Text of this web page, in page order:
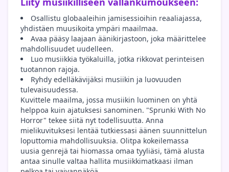
Osallistu globaaleihin jamisessioihin reaaliajassa,
yhdistäen muusikoita ympäri maailmaa.
Avaa pääsy laajaan äänikirjastoon, joka määrittelee
mahdollisuudet uudelleen.
Luo musiikkia työkaluilla, jotka rikkovat perinteisen
tuotannon rajoja.
Ryhdy edelläkävijäksi musiikin ja luovuuden
tulevaisuudessa.
Kuvittele maailma, jossa musiikin luominen on yhtä
helppoa kuin ajatuksesi sanominen. "Sprunki With No
Horror" tekee siitä nyt todellisuutta. Anna
mielikuvituksesi lentää tutkiessasi äänen suunnittelun
loputtomia mahdollisuuksia. Olitpa kokeilemassa
uusia genrejä tai hiomassa omaa tyyliäsi, tämä alusta
antaa sinulle valtaa hallita musiikkimatkaasi ilman